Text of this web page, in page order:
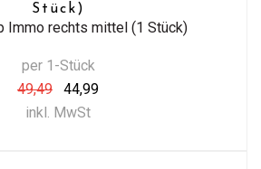
Stück)
Immo rechts mittel (1 Stück)
per 1-Stück
49,49
44,99
inkl. MwSt